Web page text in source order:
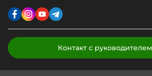
Контакт с руководителем